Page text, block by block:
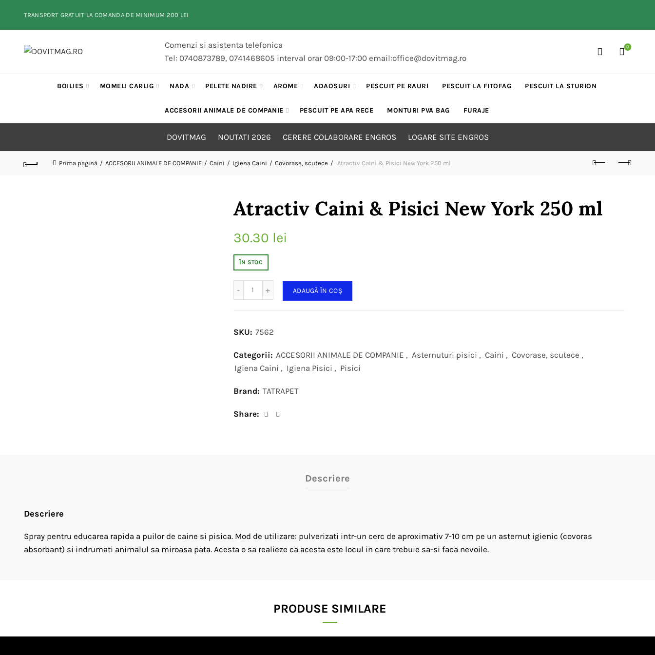
TRANSPORT GRATUIT LA COMANDA DE MINIMUM 200 LEI
Comenzi si asistenta telefonica
Tel: 0740873789, 0741468605 interval orar 09:00-17:00 email:office@dovitmag.ro
0
BOILIES MOMELI CARLIG NADA PELETE NADIRE AROME ADAOSURI PESCUIT PE RAURI PESCUIT LA FITOFAG PESCUIT LA STURION
ACCESORII ANIMALE DE COMPANIE PESCUIT PE APA RECE MONTURI PVA BAG FURAJE
DOVITMAG NOUTATI 2026 CERERE COLABORARE ENGROS LOGARE SITE ENGROS
Prima pagină ACCESORII ANIMALE DE COMPANIE Caini Igiena Caini Covorase, scutece Atractiv Caini & Pisici New York 250 ml
Atractiv Caini & Pisici New York 250 ml
30.30 lei
ÎN STOC
ADAUGĂ ÎN COȘ
SKU: 7562
Categorii: ACCESORII ANIMALE DE COMPANIE , Asternuturi pisici , Caini , Covorase, scutece ,
Igiena Caini , Igiena Pisici , Pisici
Brand: TATRAPET
Share
Descriere
Descriere
Spray pentru educarea rapida a puilor de caine si pisica. Mod de utilizare: pulverizati intr-un cerc de aproximativ 7-10 cm pe un asternut igienic (covoras
absorbant) si indrumati animalul sa miroasa pata. Acesta o sa realieze ca acesta este locul in care trebuie sa-si faca nevoile.
PRODUSE SIMILARE